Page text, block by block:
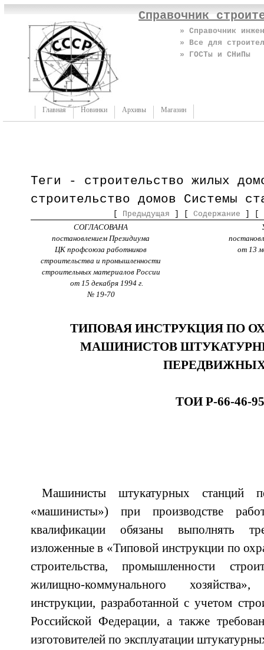
Справочник
» Справочник
» Все для
» ГОСТы и СНиПы
Главная Новинки Архивы Магазин
Теги - строительство жилых
строительство домов Системы
Предыдущая Содержание
СОГЛАСОВАНА
постановлением Президиума
ЦК профсоюза работников
строительства и промышленности
строительных материалов России
от 15 декабря 1994 г.
№ 19-70
от 13
ТИПОВАЯ ИНСТРУКЦИЯ ПО
МАШИНИСТОВ
ТОИ Р-66-46-95
Машинисты штукатурных станций
«машинисты») при производстве
квалификации обязаны выполнять
изложенные в «Типовой инструкции по
строительства, промышленности
жилищно-коммунального
инструкции, разработанной с учетом
Российской Федерации, а также
изготовителей по эксплуатации